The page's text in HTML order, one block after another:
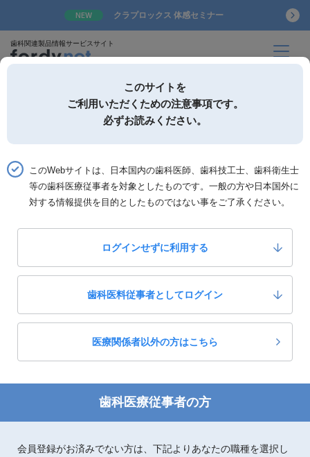
NEW クラプロックス 体感セミナー
歯科関連製品情報サービスサイト
詳細検索 お気に入り
ホーム 製品一覧 製品詳細「プログラミル PM DRY」
4,400,000
このサイトを
ご利用いただくための注意事項です。
必ずお読みください。
このWebサイトは、日本国内の歯科医師、歯科技工士、歯科衛生士
等の歯科医療従事者を対象としたものです。一般の方や日本国外に
対する情報提供を目的としたものではない事をご了承ください。
ログインせずに利用する
歯科医料従事者としてログイン
医療関係者以外の方はこちら
歯科医療従事者の方
会員登録がお済みでない方は、下記よりあなたの職種を選択し